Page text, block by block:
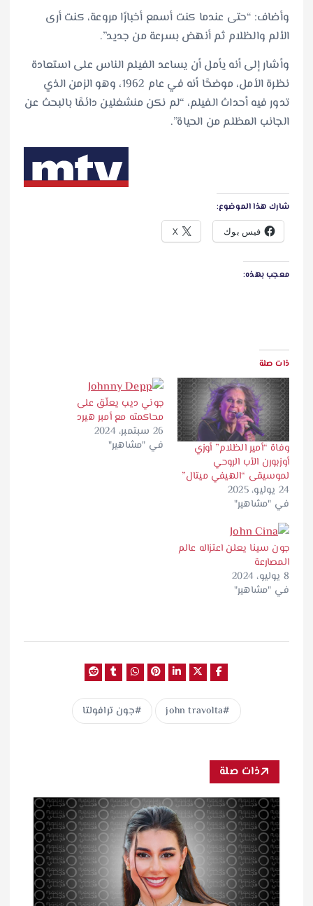
وأضاف: “حتى عندما كنت أسمع أخبارًا مروعة، كنت أرى
الألم والظلام ثم أنهض بسرعة من جديد”.
وأشار إلى أنه يأمل أن يساعد الفيلم الناس على استعادة
نظرة الأمل، موضحًا أنه في عام 1962، وهو الزمن الذي
تدور فيه أحداث الفيلم، “لم نكن منشغلين دائمًا بالبحث عن
الجانب المظلم من الحياة”.
شارك هذا الموضوع:
فيس بوك X
معجب بهذه:
ذات صلة
وفاة “أمير الظلام” أوزي
أوزبورن الأب الروحي
لموسيقى “الهيفي ميتال”
24 يوليو، 2025
في "مشاهير"
جوني ديب يعلّق على
محاكمته مع أمبر هيرد
26 سبتمبر، 2024
في "مشاهير"
جون سينا يعلن اعتزاله عالم
المصارعة
8 يوليو، 2024
في "مشاهير"
john travolta جون ترافولتا
ذات صلة